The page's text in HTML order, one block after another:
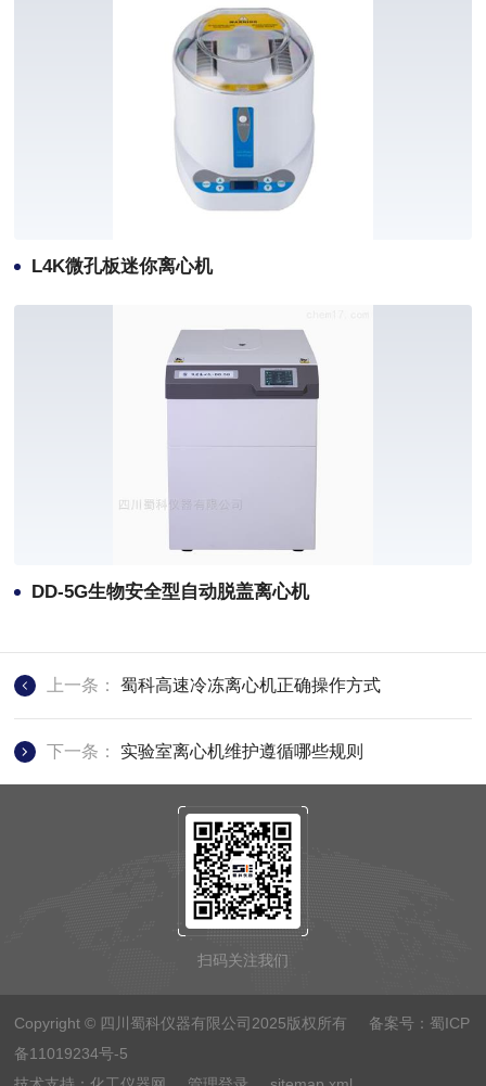
L4K微孔板迷你离心机
DD-5G生物安全型自动脱盖离心机
上一条：蜀科高速冷冻离心机正确操作方式
下一条： 实验室离心机维护遵循哪些规则
扫码关注我们
Copyright © 四川蜀科仪器有限公司2025版权所有 备案号： 蜀ICP
备11019234号-5